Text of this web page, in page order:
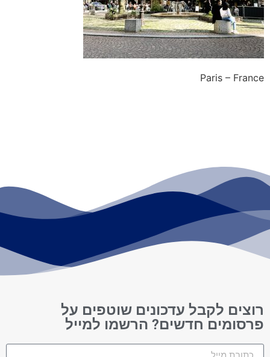
Paris – France
רוצים לקבל עדכונים שוטפים על
פרסומים חדשים? הרשמו למייל